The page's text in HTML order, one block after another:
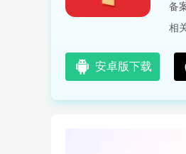
备
相
安卓版下载